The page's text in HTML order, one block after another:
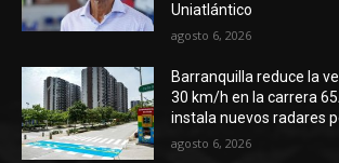
Uniatlántico
agosto 6, 2026
Barranquilla reduce la
30 km/h en la carrera
instala nuevos radares
agosto 6, 2026